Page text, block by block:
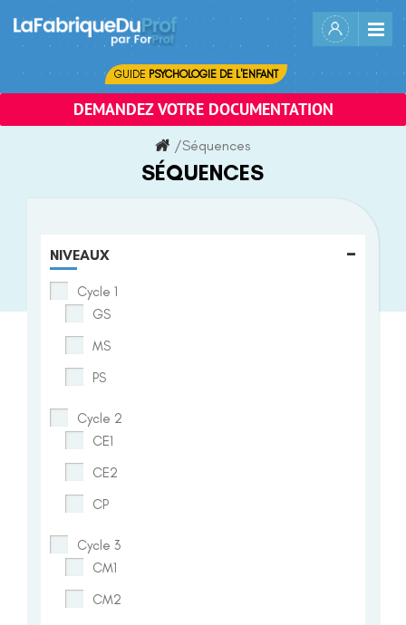
content
GUIDE PSYCHOLOGIE DE L'ENFANT
DEMANDEZ VOTRE DOCUMENTATION
/Séquences
SÉQUENCES
NIVEAUX -
Cycle 1
GS
MS
PS
Cycle 2
CE1
CE2
CP
Cycle 3
CM1
CM2